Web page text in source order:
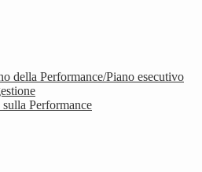
della Performance/Piano esecutivo
Performance